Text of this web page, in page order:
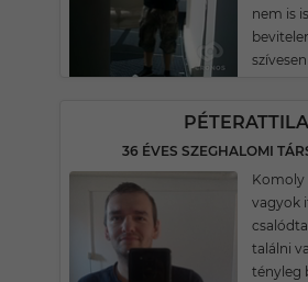
nem is
PÉTERATTILA
36 ÉVES SZEGHALOMI
Komoly
vagyok
találni
tényleg